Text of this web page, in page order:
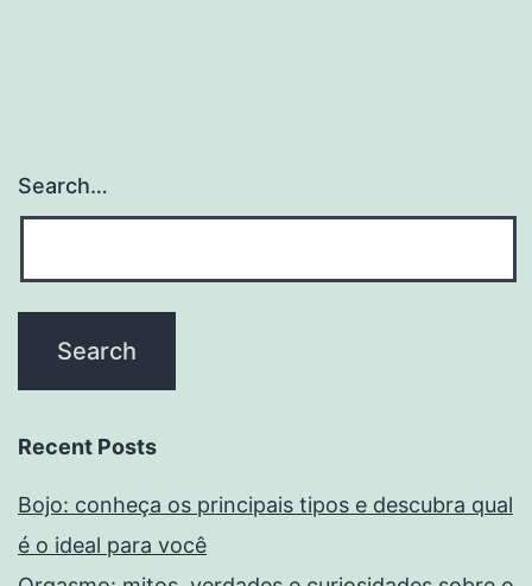
Search…
Recent Posts
Bojo: conheça os principais tipos e descubra qual
é o ideal para você